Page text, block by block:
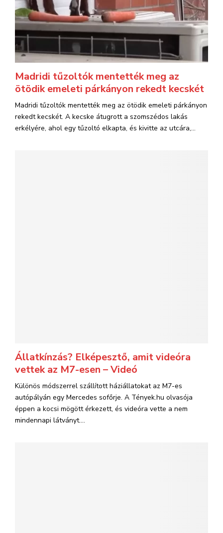
Madridi tűzoltók mentették meg az
ötödik emeleti párkányon rekedt kecskét
Madridi tűzoltók mentették meg az ötödik emeleti párkányon
rekedt kecskét. A kecske átugrott a szomszédos lakás
erkélyére, ahol egy tűzoltó elkapta, és kivitte az utcára,...
Állatkínzás? Elképesztő, amit videóra
vettek az M7-esen – Videó
Különös módszerrel szállított háziállatokat az M7-es
autópályán egy Mercedes sofőrje. A Tények.hu olvasója
éppen a kocsi mögött érkezett, és videóra vette a nem
mindennapi látványt....